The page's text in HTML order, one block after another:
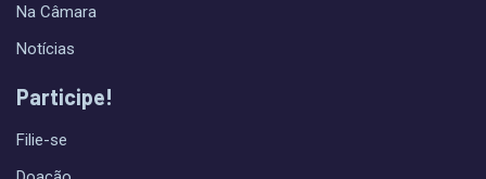
Na Câmara
Notícias
Participe!
Filie-se